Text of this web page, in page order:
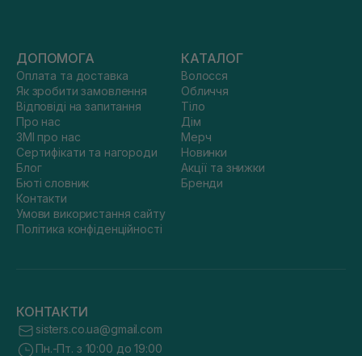
ДОПОМОГА
Оплата та доставка
Як зробити замовлення
Відповіді на запитання
Про нас
ЗМІ про нас
Сертифікати та нагороди
Блог
Бюті словник
Контакти
Умови використання сайту
Політика конфіденційності
КАТАЛОГ
Волосся
Обличчя
Тіло
Дім
Мерч
Новинки
Акції та знижки
Бренди
КОНТАКТИ
sisters.co.ua@gmail.com
Пн.-Пт. з 10:00 до 19:00